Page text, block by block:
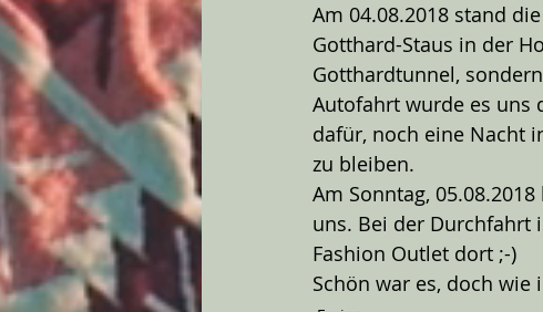
Am 04.08.2018 stand
Gotthard-Staus in der
Gotthardtunnel,
Autofahrt wurde es uns
dafür, noch eine Nacht
zu bleiben.
Am Sonntag,
uns. Bei der Durchfahrt
Fashion Outlet dort ;-)
Schön war es, doch wie